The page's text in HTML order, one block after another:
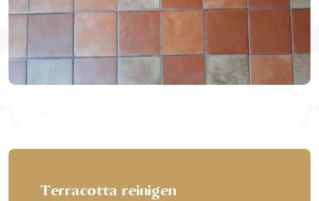
Terracotta reinigen